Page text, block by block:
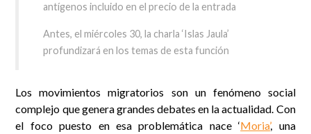
antígenos incluido en el precio de la entrada
Antes, el miércoles 30, la charla ‘Islas Jaula’
profundizará en los temas de esta función
Los movimientos migratorios son un fenómeno social
complejo que genera grandes debates en la actualidad. Con
el foco puesto en esa problemática nace ‘Moria’, una